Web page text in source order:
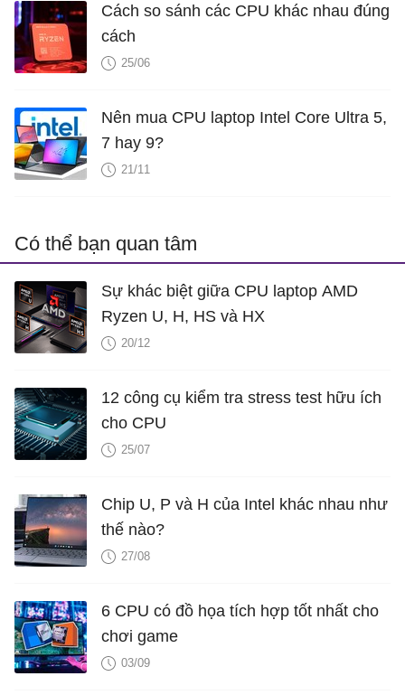
Cách so sánh các CPU khác nhau đúng
cách
25/06
Nên mua CPU laptop Intel Core Ultra 5,
7 hay 9?
21/11
Có thể bạn quan tâm
Sự khác biệt giữa CPU laptop AMD
Ryzen U, H, HS và HX
20/12
12 công cụ kiểm tra stress test hữu ích
cho CPU
25/07
Chip U, P và H của Intel khác nhau như
thế nào?
27/08
6 CPU có đồ họa tích hợp tốt nhất cho
chơi game
03/09